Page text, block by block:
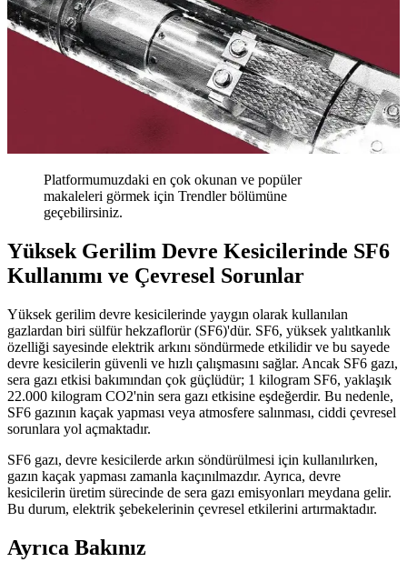
Platformumuzdaki en çok okunan ve popüler
makaleleri görmek için Trendler bölümüne
geçebilirsiniz.
Yüksek Gerilim Devre Kesicilerinde SF6
Kullanımı ve Çevresel Sorunlar
Yüksek gerilim devre kesicilerinde yaygın olarak kullanılan
gazlardan biri sülfür hekzaflorür (SF6)'dür. SF6, yüksek yalıtkanlık
özelliği sayesinde elektrik arkını söndürmede etkilidir ve bu sayede
devre kesicilerin güvenli ve hızlı çalışmasını sağlar. Ancak SF6 gazı,
sera gazı etkisi bakımından çok güçlüdür; 1 kilogram SF6, yaklaşık
22.000 kilogram CO2'nin sera gazı etkisine eşdeğerdir. Bu nedenle,
SF6 gazının kaçak yapması veya atmosfere salınması, ciddi çevresel
sorunlara yol açmaktadır.
SF6 gazı, devre kesicilerde arkın söndürülmesi için kullanılırken,
gazın kaçak yapması zamanla kaçınılmazdır. Ayrıca, devre
kesicilerin üretim sürecinde de sera gazı emisyonları meydana gelir.
Bu durum, elektrik şebekelerinin çevresel etkilerini artırmaktadır.
Ayrıca Bakınız